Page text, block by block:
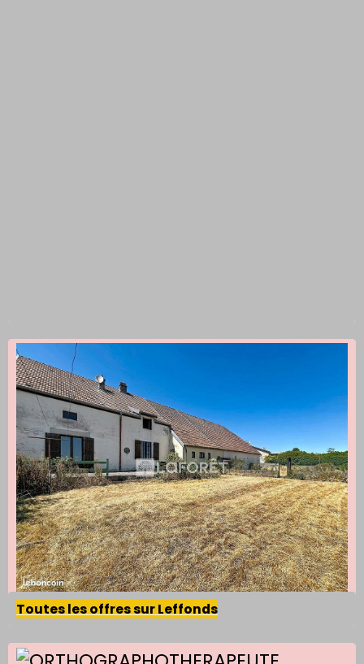
Toutes les offres sur Leffonds